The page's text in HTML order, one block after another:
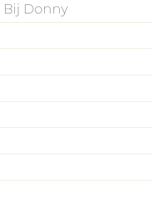
Bij Donny